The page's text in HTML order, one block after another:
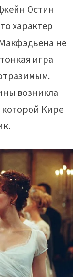
Остин
характер
не
игра
возникла
Кире